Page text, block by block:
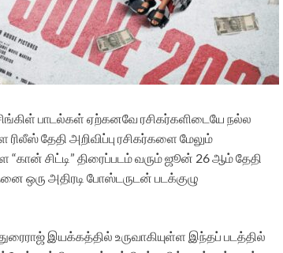
பாடல்கள் ஏற்கனவே ரசிகர்களிடையே நல்ல
தேதி அறிவிப்பு ரசிகர்களை மேலும்
“கான் சிட்டி” திரைப்படம் வரும் ஜூன் 26 ஆம் தேதி
ஒரு அதிரடி போஸ்டருடன் படக்குழு
இயக்கத்தில் உருவாகியுள்ள இந்தப் படத்தில்